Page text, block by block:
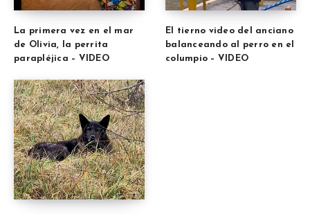
La primera vez en el mar
de Olivia, la perrita
parapléjica – VIDEO
El tierno video del anciano
balanceando al perro en el
columpio – VIDEO